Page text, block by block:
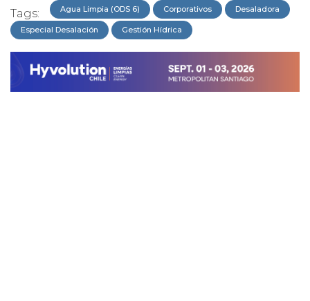
Tags: Agua Limpia (ODS 6) Corporativos Desaladora
Especial Desalación Gestión Hídrica